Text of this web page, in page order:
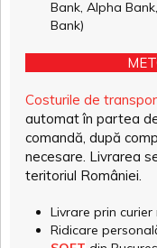
Bank, Alpha
Bank)
Costurile de
automat în partea
comandă, după
necesare. Livrarea
teritoriul României.
Livrare prin curier
Ridicare